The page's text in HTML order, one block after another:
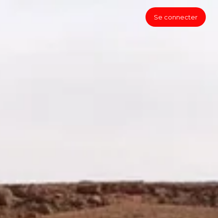
Se connecter